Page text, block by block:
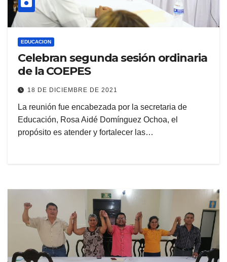
EDUCACION
Celebran segunda sesión ordinaria
de la COEPES
18 DE DICIEMBRE DE 2021
La reunión fue encabezada por la secretaria de
Educación, Rosa Aidé Domínguez Ochoa, el
propósito es atender y fortalecer las…